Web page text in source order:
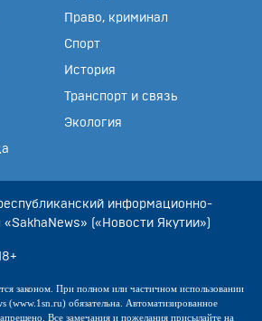
Право, криминал
Спорт
История
Транспорт и связь
Экология
информационно-
(«Новости Якутии»)
законом. При полном или частичном использовании
(www.1sn.ru) обязательна. Автоматизированное
Все замечания и пожелания присылайте на